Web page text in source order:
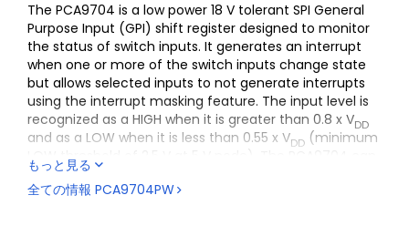
The PCA9704 is a low power 18 V tolerant SPI General
Purpose Input (GPI) shift register designed to monitor
the status of switch inputs. It generates an interrupt
when one or more of the switch inputs change state
but allows selected inputs to not generate interrupts
using the interrupt masking feature. The input level is
recognized as a HIGH when it is greater than 0.8 x VDD
and as a LOW when it is less than 0.55 x VDD (minimum
LOW threshold of 2.5 V at 5 V node). The PCA9704 can
monitor up to 8 switch inputs.
もっと見る
全ての情報 PCA9704PW